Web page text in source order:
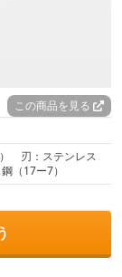
この商品を見る
刃：ステンレス
（17ー7）